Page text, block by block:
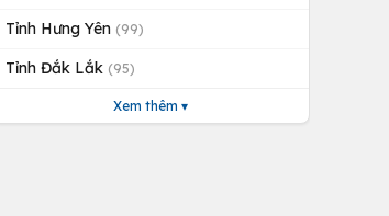
Tỉnh Hưng Yên (99)
Tỉnh Đắk Lắk (95)
Xem thêm ▾